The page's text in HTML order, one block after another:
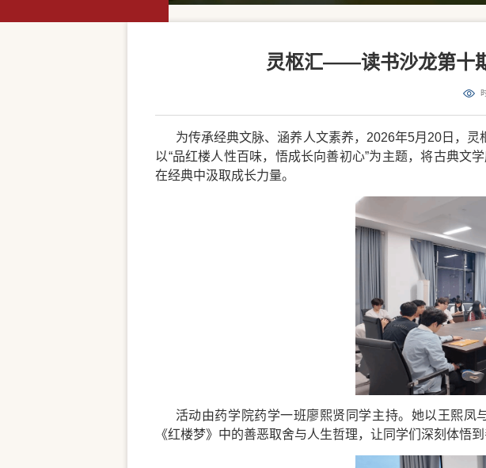
灵枢汇——读书沙龙第十
为传承经典文脉、涵养人文素养，2026年5月20日，
以“品红楼人性百味，悟成长向善初心”为主题，将古典文
在经典中汲取成长力量。
活动由药学院药学一班廖熙贤同学主持。她以王熙凤
《红楼梦》中的善恶取舍与人生哲理，让同学们深刻体悟